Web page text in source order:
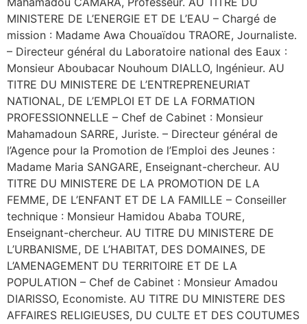
MINISTERE DE L’ENERGIE ET DE L’EAU – Chargé de
mission : Madame Awa Chouaïdou TRAORE, Journaliste.
– Directeur général du Laboratoire national des Eaux :
Monsieur Aboubacar Nouhoum DIALLO, Ingénieur. AU
TITRE DU MINISTERE DE L’ENTREPRENEURIAT
NATIONAL, DE L’EMPLOI ET DE LA FORMATION
PROFESSIONNELLE – Chef de Cabinet : Monsieur
Mahamadoun SARRE, Juriste. – Directeur général de
l’Agence pour la Promotion de l’Emploi des Jeunes :
Madame Maria SANGARE, Enseignant-chercheur. AU
TITRE DU MINISTERE DE LA PROMOTION DE LA
FEMME, DE L’ENFANT ET DE LA FAMILLE – Conseiller
technique : Monsieur Hamidou Ababa TOURE,
Enseignant-chercheur. AU TITRE DU MINISTERE DE
L’URBANISME, DE L’HABITAT, DES DOMAINES, DE
L’AMENAGEMENT DU TERRITOIRE ET DE LA
POPULATION – Chef de Cabinet : Monsieur Amadou
DIARISSO, Economiste. AU TITRE DU MINISTERE DES
AFFAIRES RELIGIEUSES, DU CULTE ET DES COUTUMES